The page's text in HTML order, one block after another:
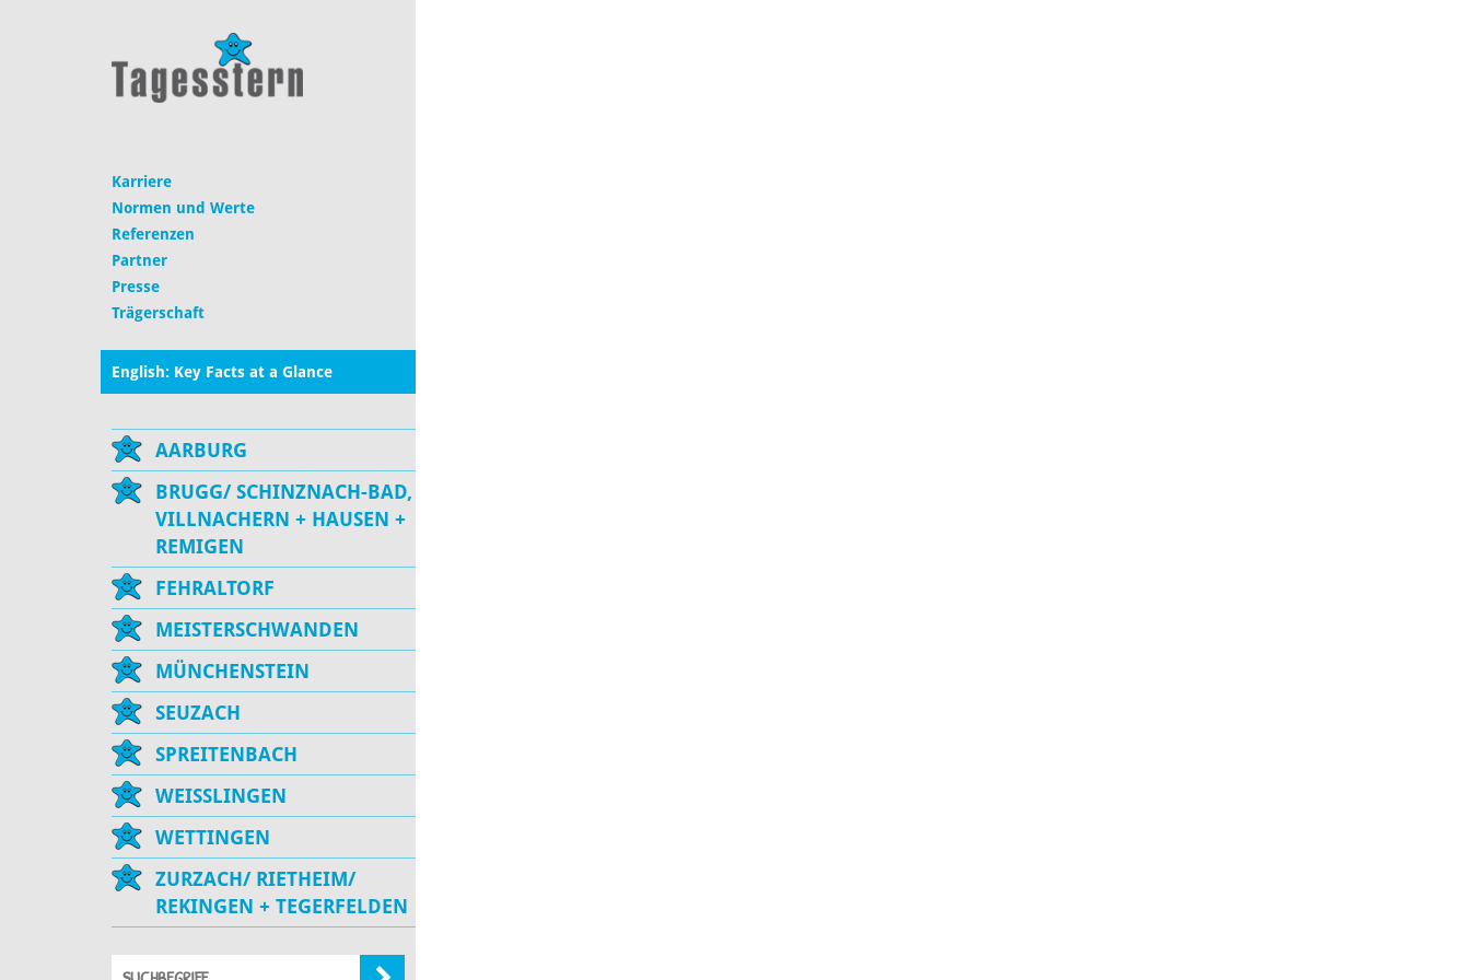
Karriere
Normen und Werte
Referenzen
Partner
Presse
Trägerschaft
English: Key Facts at a Glance
AARBURG
BRUGG/ SCHINZNACH-BAD,
VILLNACHERN + HAUSEN +
REMIGEN
FEHRALTORF
MEISTERSCHWANDEN
MÜNCHENSTEIN
SEUZACH
SPREITENBACH
WEISSLINGEN
WETTINGEN
ZURZACH/ RIETHEIM/
REKINGEN + TEGERFELDEN